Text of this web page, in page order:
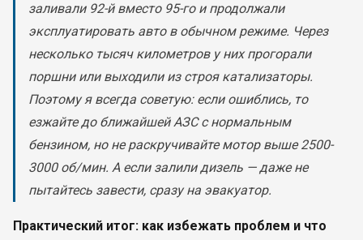
заливали 92-й вместо 95-го и продолжали
эксплуатировать авто в обычном режиме. Через
несколько тысяч километров у них прогорали
поршни или выходили из строя катализаторы.
Поэтому я всегда советую: если ошиблись, то
езжайте до ближайшей АЗС с нормальным
бензином, но не раскручивайте мотор выше 2500-
3000 об/мин. А если залили дизель — даже не
пытайтесь завести, сразу на эвакуатор.
Практический итог: как избежать проблем и что